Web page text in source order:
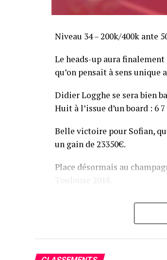
Niveau 34 – 200k/400k ante
Le heads-up aura
qu’on pensait à sens unique
Didier Logghe se sera bien
Huit à l’issue d’un board : 6 7
Belle victoire pour Sofian,
un gain de 23350€.
Place désormais au
Toulouse 2018.
Assis devant une tonne, Sofian